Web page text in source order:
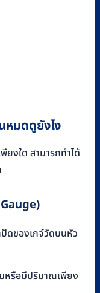
หมดดูยังไง
ยงใด สามารถทำได้
ดของเกจ์วัดบนหัว
หรือมีปริมาณเพียง